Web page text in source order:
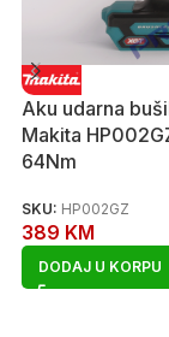
Aku udarna
Makita
64Nm
SKU: HP002GZ
389 KM
DODAJ U KORPU